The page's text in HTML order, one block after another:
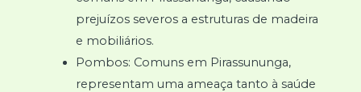
prejuízos severos a estruturas de madeira
e mobiliários.
Pombos: Comuns em Pirassununga,
representam uma ameaça tanto à saúde